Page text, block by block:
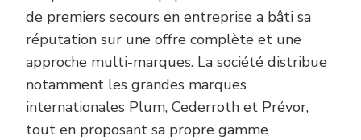
de premiers secours en entreprise a bâti sa
réputation sur une offre complète et une
approche multi-marques. La société distribue
notamment les grandes marques
internationales Plum, Cederroth et Prévor,
tout en proposant sa propre gamme